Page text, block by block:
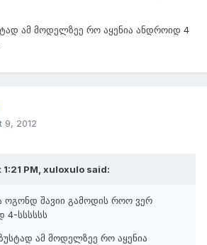
ამ მოდელზეე რო აყენია ანდროიდ 4
9, 2012
PM, xuloxulo said:
ოგონდ შავიი გამოდის როო ვერ
4-სსსსსს
ამ მოდელზეე რო აყენია